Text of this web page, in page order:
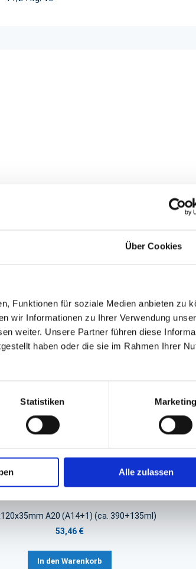
Über Cookies
Funktionen für soziale Medien anbieten zu
wir Informationen zu Ihrer Verwendung
weiter. Unsere Partner führen diese
haben oder die sie im Rahmen Ihrer
Statistiken Marketing
Alle zulassen
GmbH, Am Bullhamm 24-26, D-26441
A20 (A14+1) (ca. 390+135ml)
53,46 €
In den Warenkorb